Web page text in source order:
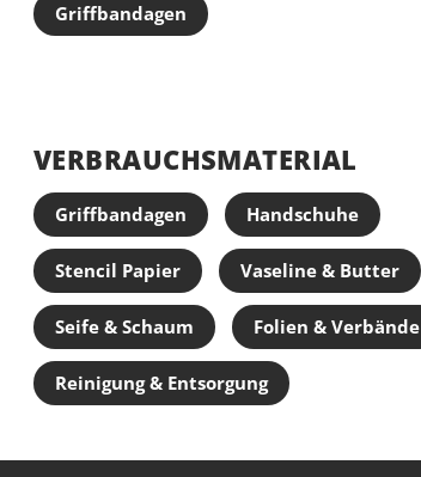
Griffbandagen
VERBRAUCHSMATERIAL
Griffbandagen Handschuhe
Stencil Papier Vaseline & Butter
Seife & Schaum Folien & Verbände
Reinigung & Entsorgung